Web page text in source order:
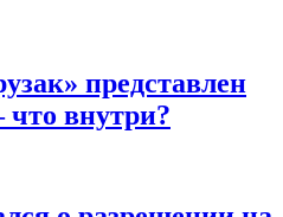
представлен
внутри?